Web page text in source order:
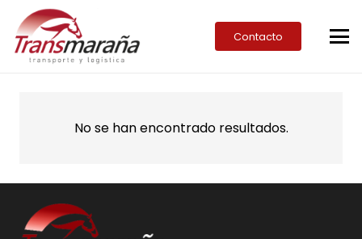
Contacto
No se han encontrado resultados.